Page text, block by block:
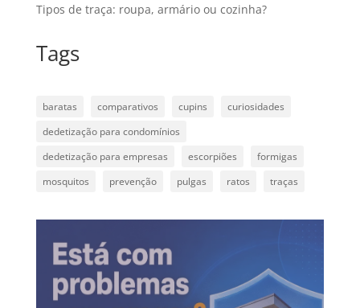
Tipos de traça: roupa, armário ou cozinha?
Tags
baratas comparativos cupins
curiosidades
dedetização para condomínios
dedetização para empresas
escorpiões
formigas
mosquitos
prevenção pulgas ratos traças